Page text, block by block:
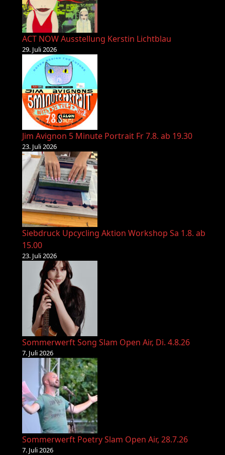
ACT NOW Ausstellung Kerstin Lichtblau
29. Juli 2026
Jim Avignon 5 Minute Portrait Fr 7.8. ab 19.30
23. Juli 2026
Siebdruck Upcycling Aktion Workshop Sa 1.8. ab
15.00
23. Juli 2026
Sommerwerft Song Slam Open Air, Di. 4.8.26
7. Juli 2026
Sommerwerft Poetry Slam Open Air, 28.7.26
7. Juli 2026